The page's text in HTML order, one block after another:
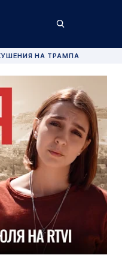
НА ТРАМПА